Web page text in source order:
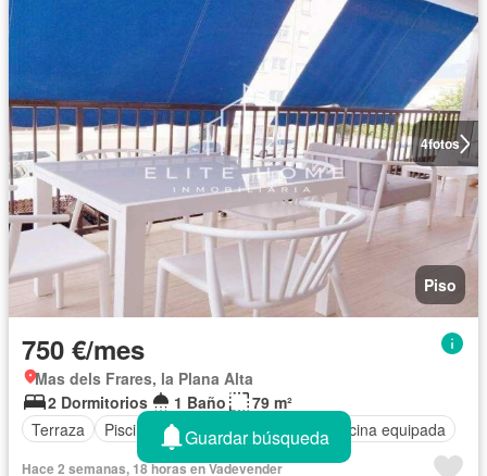
4fotos
Piso
750 €/mes
Mas dels Frares, la Plana Alta
2 Dormitorios
1 Baño
79 m²
Terraza
Piscina Plaza aparcamiento Cocina equipada
Hace 2 semanas, 18 horas en Vadevender
Guardar búsqueda